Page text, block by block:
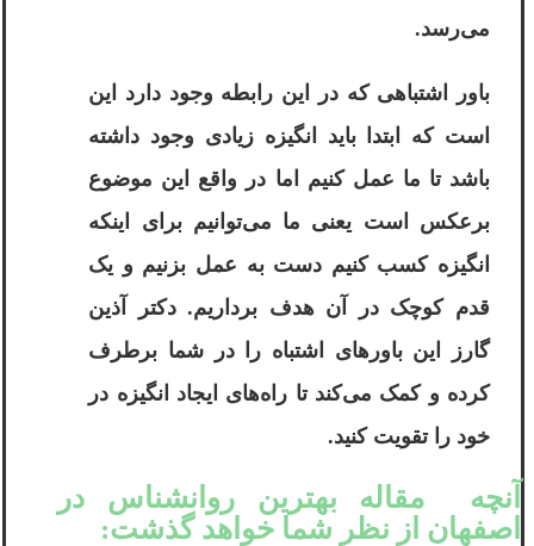
می‌رسد.
باور اشتباهی که در این رابطه وجود دارد این
است که ابتدا باید انگیزه زیادی وجود داشته
باشد تا ما عمل کنیم اما در واقع این موضوع
برعکس است یعنی ما می‌توانیم برای اینکه
انگیزه کسب کنیم دست به عمل بزنیم و یک
قدم کوچک در آن هدف برداریم.دکتر آذین
گارز
این باورهای اشتباه را در شما برطرف
کرده و کمک می‌کند تا راه‌های ایجاد انگیزه در
خود را تقویت کنید.
آنچه مقاله بهترین روانشناس در
اصفهان از نظر شما خواهد گذشت: